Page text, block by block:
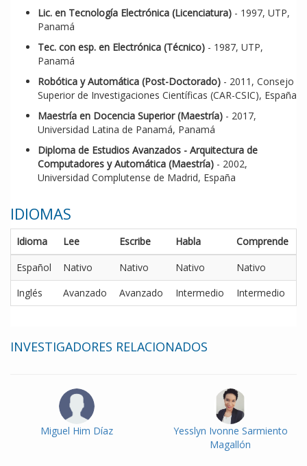
Lic. en Tecnología Electrónica (Licenciatura) - 1997, UTP,
Panamá
Tec. con esp. en Electrónica (Técnico) - 1987, UTP,
Panamá
Robótica y Automática (Post-Doctorado) - 2011, Consejo
Superior de Investigaciones Científicas (CAR-CSIC), España
Maestría en Docencia Superior (Maestría) - 2017,
Universidad Latina de Panamá, Panamá
Diploma de Estudios Avanzados - Arquitectura de
Computadores y Automática (Maestría) - 2002,
Universidad Complutense de Madrid, España
IDIOMAS
Idioma Lee Escribe Habla
Comprende
Español
Nativo Nativo Nativo
Nativo
Inglés
Avanzado Avanzado Intermedio Intermedio
INVESTIGADORES RELACIONADOS
Miguel Him Díaz
Yesslyn Ivonne Sarmiento
Magallón